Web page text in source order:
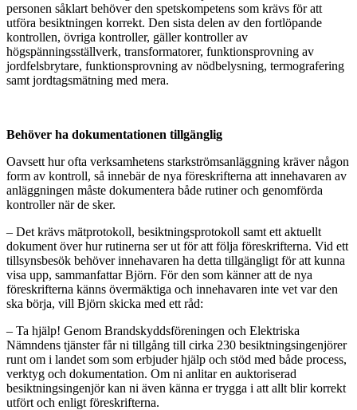
personen såklart behöver den spetskompetens som krävs för att
utföra besiktningen korrekt. Den sista delen av den fortlöpande
kontrollen, övriga kontroller, gäller kontroller av
högspänningsställverk, transformatorer, funktionsprovning av
jordfelsbrytare, funktionsprovning av nödbelysning, termografering
samt jordtagsmätning med mera.
Behöver ha dokumentationen tillgänglig
Oavsett hur ofta verksamhetens starkströmsanläggning kräver någon
form av kontroll, så innebär de nya föreskrifterna att innehavaren av
anläggningen måste dokumentera både rutiner och genomförda
kontroller när de sker.
– Det krävs mätprotokoll, besiktningsprotokoll samt ett aktuellt
dokument över hur rutinerna ser ut för att följa föreskrifterna. Vid ett
tillsynsbesök behöver innehavaren ha detta tillgängligt för att kunna
visa upp, sammanfattar Björn. För den som känner att de nya
föreskrifterna känns övermäktiga och innehavaren inte vet var den
ska börja, vill Björn skicka med ett råd:
– Ta hjälp! Genom Brandskyddsföreningen och Elektriska
Nämndens tjänster får ni tillgång till cirka 230 besiktningsingenjörer
runt om i landet som som erbjuder hjälp och stöd med både process,
verktyg och dokumentation. Om ni anlitar en auktoriserad
besiktningsingenjör kan ni även känna er trygga i att allt blir korrekt
utfört och enligt föreskrifterna.